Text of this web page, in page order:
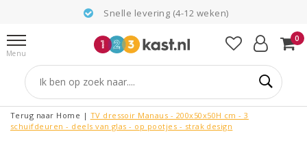
Snelle levering (4-12 weken)
Menu
0
Terug naar Home | TV dressoir Manaus - 200x50x50H cm - 3
schuifdeuren - deels van glas - op pootjes - strak design